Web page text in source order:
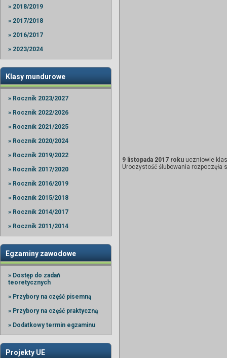
» 2018/2019
» 2017/2018
» 2016/2017
» 2023/2024
Klasy mundurowe
» Rocznik 2023/2027
» Rocznik 2022/2026
» Rocznik 2021/2025
» Rocznik 2020/2024
» Rocznik 2019/2022
» Rocznik 2017/2020
» Rocznik 2016/2019
» Rocznik 2015/2018
» Rocznik 2014/2017
» Rocznik 2011/2014
Egzaminy zawodowe
» Dostęp do zadań
teoretycznych
» Przybory na część pisemną
» Przybory na część praktyczną
» Dodatkowy termin egzaminu
Projekty UE
9 listopada 2017 roku uczniowie
Uroczystość ślubowania